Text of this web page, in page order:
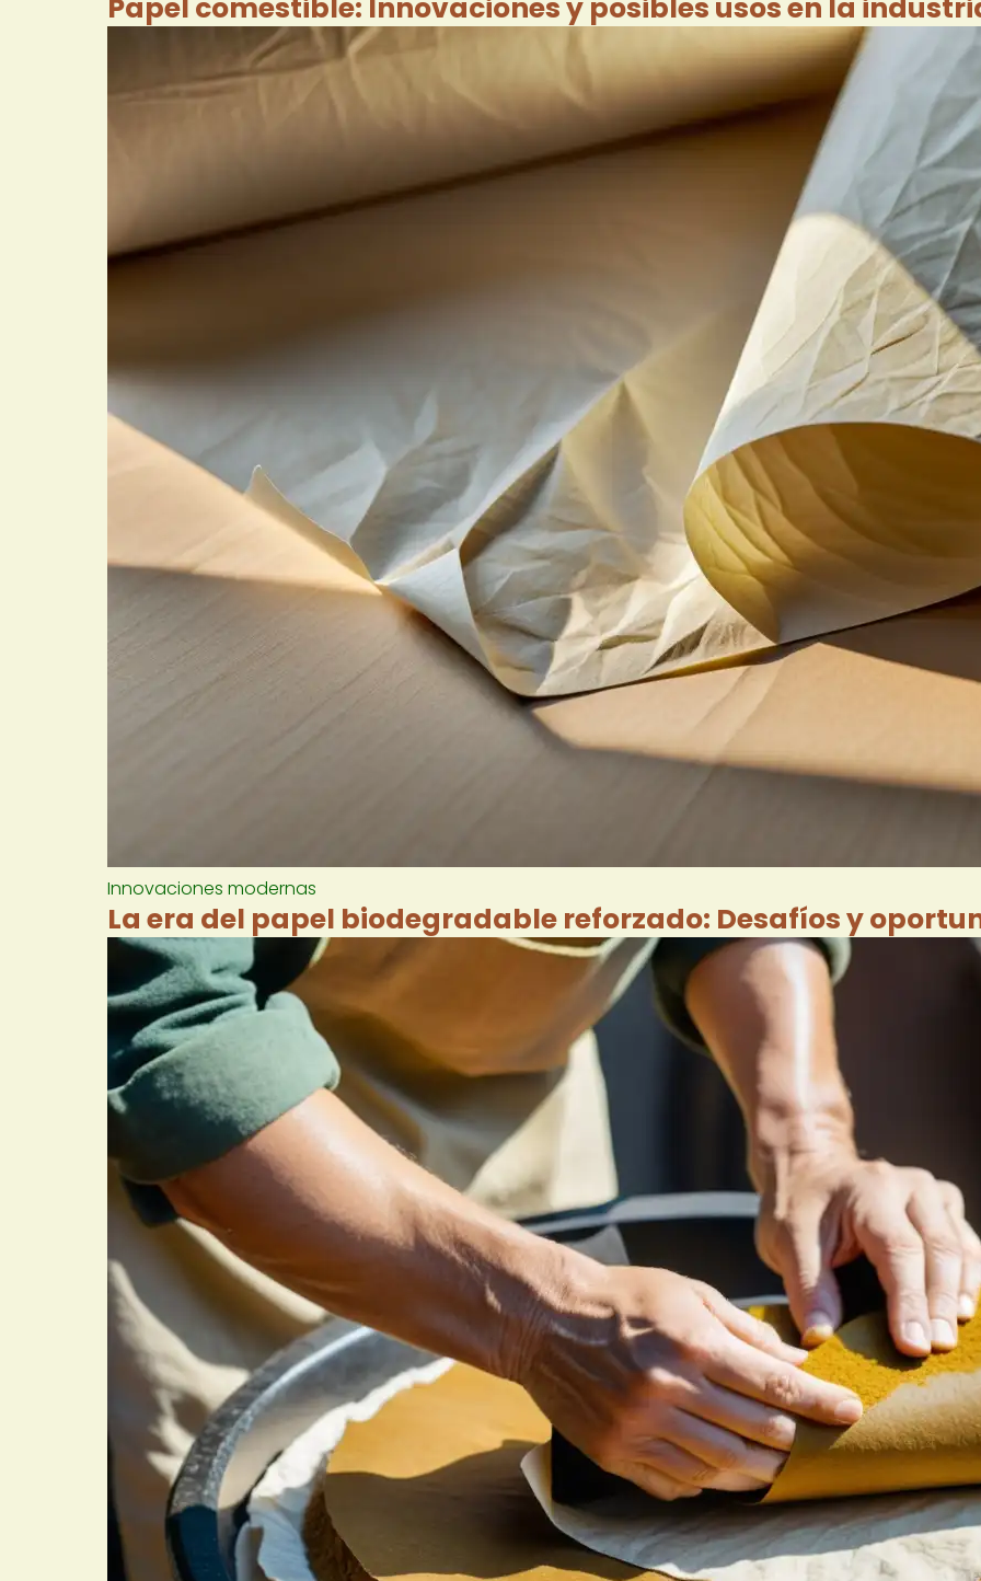
Papel comestible: Innovaciones y posibles usos en la
Innovaciones modernas
La era del papel biodegradable reforzado: Desafíos y